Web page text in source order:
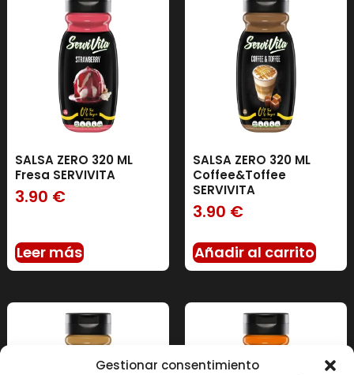
Gestionar consentimiento
SALSA ZERO 320 ML
Fresa SERVIVITA
3.90 €
Leer más
SALSA ZERO 320 ML
Coffee&Toffee
SERVIVITA
3.90 €
Añadir al carrito